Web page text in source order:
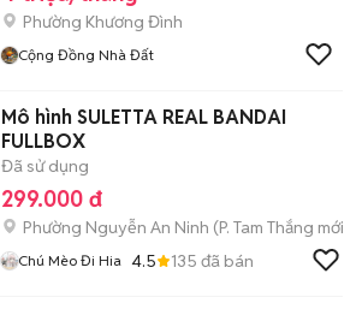
Phường Khương Đình
Cộng Đồng Nhà Đất
Mô hình SULETTA REAL BANDAI
FULLBOX
Đã sử dụng
299.000 đ
Phường Nguyễn An Ninh (P. Tam Thắng mới)
Chú Mèo Đi Hia 4.5 135 đã bán